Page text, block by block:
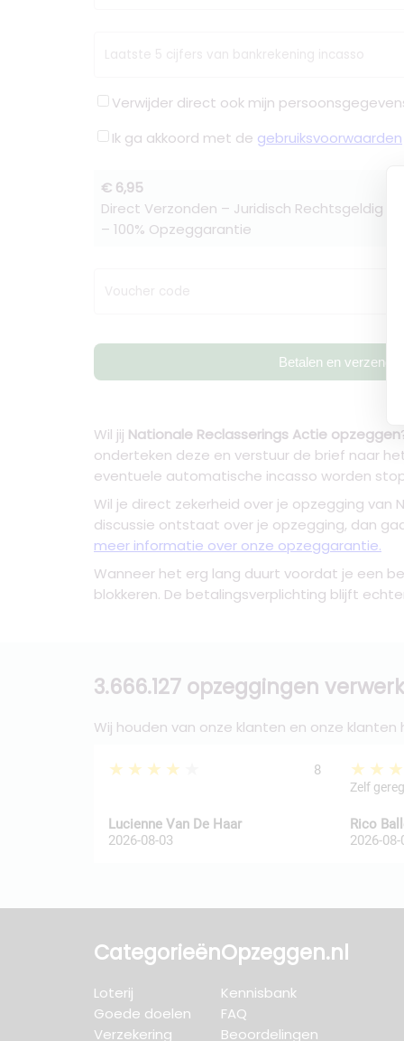
Laatste 5 cijfers van bankrekening incasso
Verwijder direct ook mijn
Ik ga akkoord met de gebruiksvoorwaarden
€ 6,95
Direct Verzonden – Juridisch Rechtsgeldig –
– 100% Opzeggarantie
Voucher code
Betalen en verzenden
Wil jij Nationale Reclasserings Actie opzeggen
onderteken deze en verstuur de brief naar
eventuele automatische incasso worden
Wil je direct zekerheid over je opzegging van
discussie ontstaat over je opzegging, dan
meer informatie over onze opzeggarantie.
Wanneer het erg lang duurt voordat je een
blokkeren. De betalingsverplichting blijft
3.666.127 opzeggingen
Wij houden van onze klanten en onze klanten
★★★★★ 8
Lucienne Van De Haar
2026-08-03
Zelf
Rico
2026-08-
Categorieën
Loterij
Goede doelen
Verzekering
Opzeggen.nl
Kennisbank
FAQ
Beoordelingen